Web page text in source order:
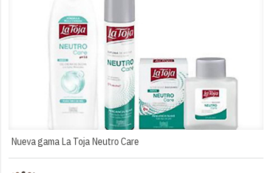
Nueva gama La Toja Neutro Care